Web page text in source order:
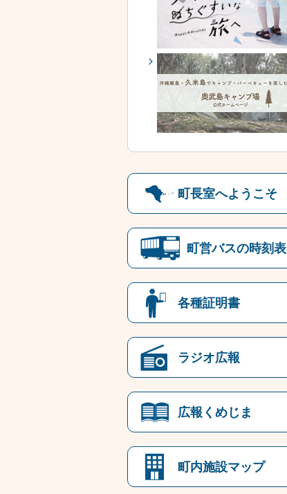
町長室へようこそ
町営バスの時刻表
各種証明書
ラジオ広報
広報くめじま
町内施設マップ